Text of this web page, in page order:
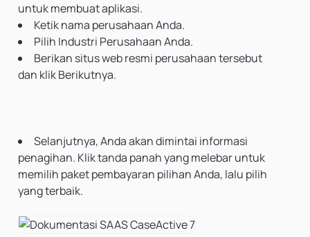
untuk membuat aplikasi.
Ketik nama perusahaan Anda.
Pilih Industri Perusahaan Anda.
Berikan situs web resmi perusahaan tersebut
dan klik Berikutnya.
Selanjutnya, Anda akan dimintai informasi
penagihan. Klik tanda panah yang melebar untuk
memilih paket pembayaran pilihan Anda, lalu pilih
yang terbaik.